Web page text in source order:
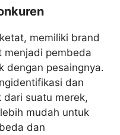
memiliki brand
menjadi pembeda
dengan pesaingnya.
dan
dari suatu merek,
mudah untuk
dan